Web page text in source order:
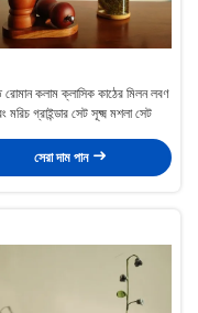
রোমান কলাম ক্লাসিক কাঠের মিলন লবণ
মরিচ গ্রাইন্ডার সেট সূক্ষ্ম মশলা সেট
সেরা দাম পান